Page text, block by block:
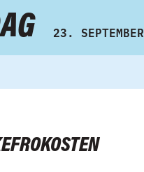
23. SEPTEMBER